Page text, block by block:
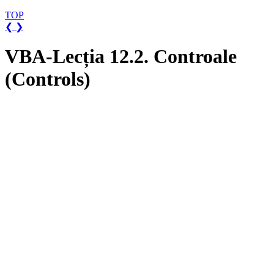
TOP
❮ ❯
VBA-Lecția 12.2. Controale
(Controls)